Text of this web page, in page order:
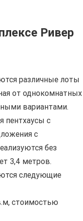
Ривер
различные лоты
от однокомнатных
вариантами.
пентхаусы с
с
без
3,4 метров.
следующие
стоимостью